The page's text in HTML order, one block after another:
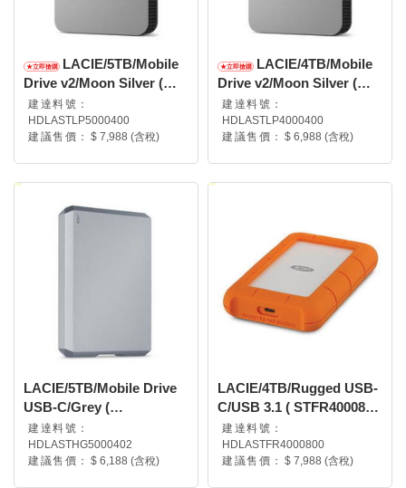
LACIE/5TB/Mobile
Drive v2/Moon Silver (
STLP5000400 )
建達料號：
HDLASTLP5000400
建議售價： $ 7,988 (含稅)
LACIE/4TB/Mobile
Drive v2/Moon Silver (
STLP4000400 )
建達料號：
HDLASTLP4000400
建議售價： $ 6,988 (含稅)
LACIE/5TB/Mobile Drive
USB-C/Grey (
STHG5000402 )
建達料號：
HDLASTHG5000402
建議售價： $ 6,188 (含稅)
LACIE/4TB/Rugged USB-
C/USB 3.1 ( STFR4000800
建達料號：
HDLASTFR4000800
建議售價： $ 7,988 (含稅)